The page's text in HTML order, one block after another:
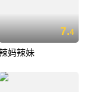
7.4
妈辣妹